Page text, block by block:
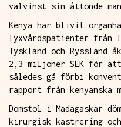
valvinst sin åttonde
Kenya har blivit
lyxvårdspatienter från
Tyskland och
2,3 miljoner SEK för
således gå förbi
rapport från kenyanska
Domstol i Madagaskar
kirurgisk kastrering